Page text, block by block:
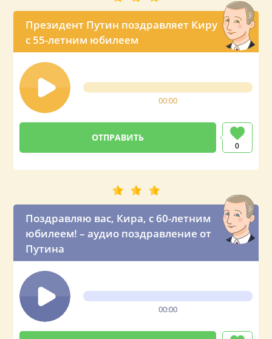
Президент Путин поздравляет Киру
с 55-летним юбилеем
00:00
0
Поздравляю вас, Кира, с 60-летним
юбилеем! – аудио поздравление от
Путина
00:00